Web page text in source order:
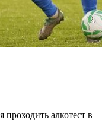
проходить алкотест в